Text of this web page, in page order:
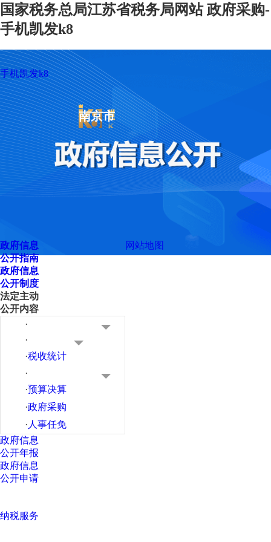
国家税务总局江苏省税务局网站 政府采购-
手机凯发k8
手机凯发k8
南京市
政府信息
公开指南
政府信息
公开制度
法定主动
公开内容
·
·
·税收统计
·
·预算决算
·政府采购
· 人事任免
政府信息
公开年报
政府信息
公开申请
纳税服务
网站地图